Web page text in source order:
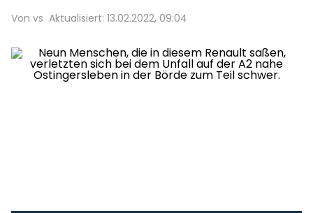
Von vs Aktualisiert: 13.02.2022, 09:04